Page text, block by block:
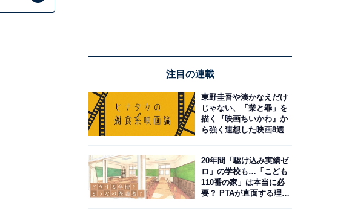
注目の連載
東野圭吾や湊かなえだけ
じゃない、「業と罪」を
描く『映画ちいかわ』か
ら強く連想した映画8選
20年間「駆け込み実績ゼ
ロ」の学校も…「こども
110番の家」は本当に必
要？ PTAが直面する理想